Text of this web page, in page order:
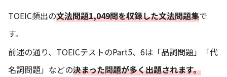
TOEIC頻出の文法問題1,049問を収録した文法問題集で
す。
前述の通り、TOEICテストのPart5、6は「品詞問題」「代
名詞問題」などの決まった問題が多く出題されます。